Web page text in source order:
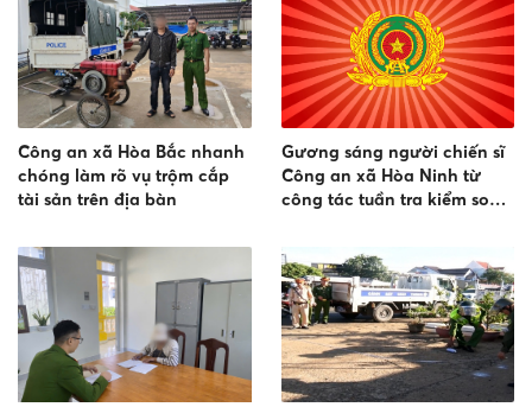
Công an xã Hòa Bắc nhanh
chóng làm rõ vụ trộm cắp
tài sản trên địa bàn
Gương sáng người chiến sĩ
Công an xã Hòa Ninh từ
công tác tuần tra kiểm soát
sản